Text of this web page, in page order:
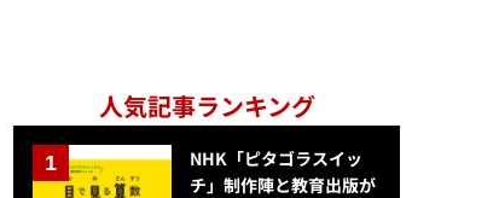
人気記事ランキング
NHK「ピタゴラスイッ
チ」制作陣と教育出版が